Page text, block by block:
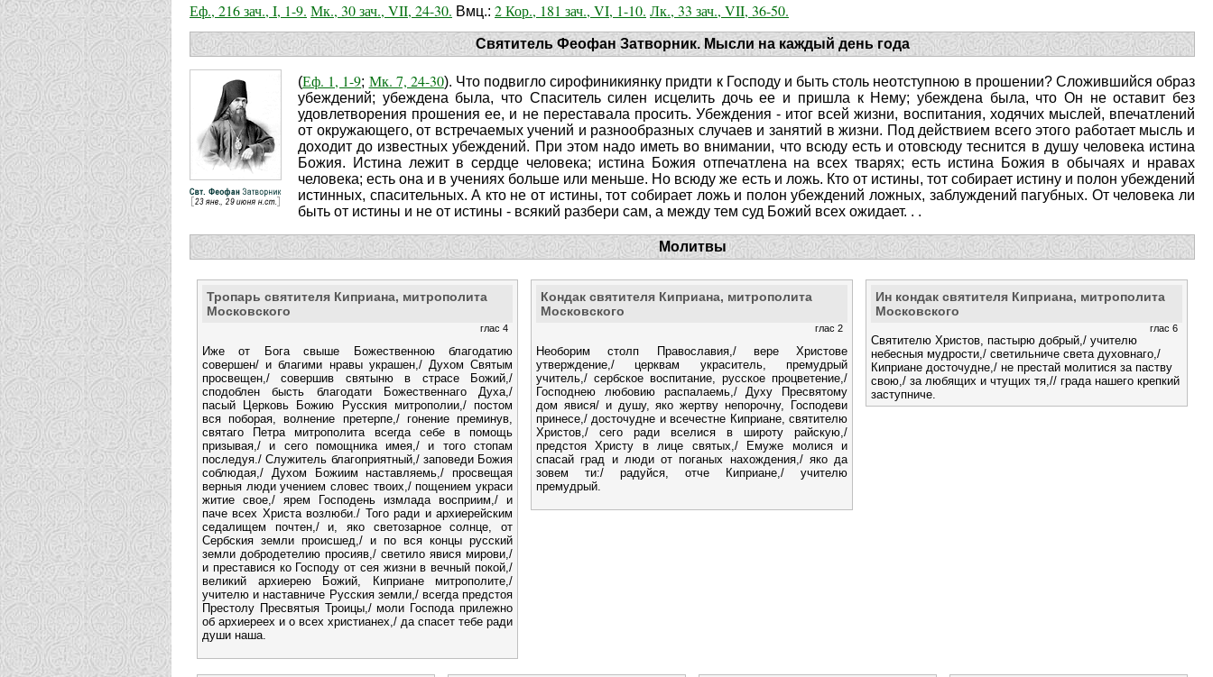
Еф., 216 зач., I, 1-9. Мк., 30 зач., VII, 24-30. Вмц.: 2 Кор., 181 зач., VI, 1-10. Лк., 33 зач., VII, 36-50.
Святитель Феофан Затворник. Мысли на каждый день года
(Еф. 1, 1-9; Мк. 7, 24-30). Что подвигло сирофиникиянку придти к Господу и быть столь неотступною в прошении? Сложившийся образ
убеждений; убеждена была, что Спаситель силен исцелить дочь ее и пришла к Нему; убеждена была, что Он не оставит без
удовлетворения прошения ее, и не переставала просить. Убеждения - итог всей жизни, воспитания, ходячих мыслей, впечатлений
от окружающего, от встречаемых учений и разнообразных случаев и занятий в жизни. Под действием всего этого работает мысль и
доходит до известных убеждений. При этом надо иметь во внимании, что всюду есть и отовсюду теснится в душу человека истина
Божия. Истина лежит в сердце человека; истина Божия отпечатлена на всех тварях; есть истина Божия в обычаях и нравах
человека; есть она и в учениях больше или меньше. Но всюду же есть и ложь. Кто от истины, тот собирает истину и полон убеждений
истинных, спасительных. А кто не от истины, тот собирает ложь и полон убеждений ложных, заблуждений пагубных. От человека ли
быть от истины и не от истины - всякий разбери сам, а между тем суд Божий всех ожидает. . .
Молитвы
Тропарь святителя Киприана, митрополита
Московского
глас 4
Иже от Бога свыше Божественною благодатию
совершен/ и благими нравы украшен,/ Духом Святым
просвещен,/ совершив святыню в страсе Божий,/
сподоблен бысть благодати Божественнаго Духа,/
пасый Церковь Божию Русския митрополии,/ постом
вся поборая, волнение претерпе,/ гонение преминув,
святаго Петра митрополита всегда себе в помощь
призывая,/ и сего помощника имея,/ и того стопам
последуя./ Служитель благоприятный,/ заповеди Божия
соблюдая,/ Духом Божиим наставляемь,/ просвещая
верныя люди учением словес твоих,/ пощением украси
житие свое,/ ярем Господень измлада восприим,/ и
паче всех Христа возлюби./ Того ради и архиерейским
седалищем почтен,/ и, яко светозарное солнце, от
Сербския земли происшед,/ и по вся концы русский
земли добродетелию просияв,/ светило явися мирови,/
и преставися ко Господу от сея жизни в вечный покой,/
великий архиерею Божий, Киприане митрополите,/
учителю и наставниче Русския земли,/ всегда предстоя
Престолу Пресвятыя Троицы,/ моли Господа прилежно
об архиереех и о всех христианех,/ да спасет тебе ради
души наша.
Кондак святителя Киприана, митрополита
Московского
глас 2
Необорим столп Православия,/ вере Христове
утверждение,/ церквам украситель, премудрый
учитель,/ сербское воспитание, русское процветение,/
Господнею любовию распалаемь,/ Духу Пресвятому
дом явися/ и душу, яко жертву непорочну, Господеви
принесе,/ досточудне и всечестне Киприане, святителю
Христов,/ сего ради вселися в широту райскую,/
предстоя Христу в лице святых,/ Емуже молися и
спасай град и люди от поганых нахождения,/ яко да
зовем ти:/ радуйся, отче Киприане,/ учителю
премудрый.
Ин кондак святителя Киприана, митрополита
Московского
глас 6
Святителю Христов, пастырю добрый,/ учителю
небесныя мудрости,/ светильниче света духовнаго,/
Киприане досточудне,/ не престай молитися за паству
свою,/ за любящих и чтущих тя,// града нашего крепкий
заступниче.